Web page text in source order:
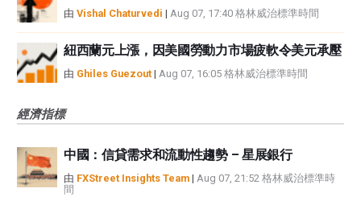
由 Vishal Chaturvedi | Aug 07, 17:40 格林威治標準時間
紐西蘭元上漲，因美國勞動力市場疲軟令美元承壓
由 Ghiles Guezout | Aug 07, 16:05 格林威治標準時間
經濟指標
中國：信貸需求和流動性趨勢 – 星展銀行
由 FXStreet Insights Team | Aug 07, 21:52 格林威治標準時
間